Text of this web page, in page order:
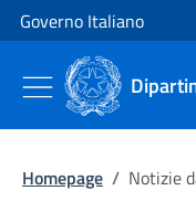
Vai al contenuto
Vai alla navigazione del sito
Governo Italiano
Homepage / Notizie